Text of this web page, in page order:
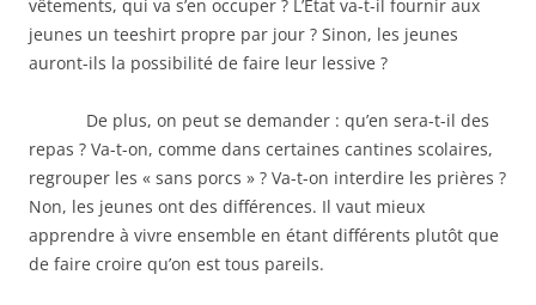
vêtements, qui va s’en occuper ? L’Etat va-t-il fournir aux
jeunes un teeshirt propre par jour ? Sinon, les jeunes
auront-ils la possibilité de faire leur lessive ?
De plus, on peut se demander : qu’en sera-t-il des
repas ? Va-t-on, comme dans certaines cantines scolaires,
regrouper les « sans porcs » ? Va-t-on interdire les prières ?
Non, les jeunes ont des différences. Il vaut mieux
apprendre à vivre ensemble en étant différents plutôt que
de faire croire qu’on est tous pareils.